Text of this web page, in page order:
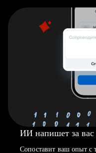
ИИ напишет за вас
Сопоставит ваш опыт с